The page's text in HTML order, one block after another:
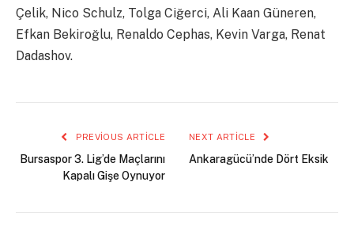
Çelik, Nico Schulz, Tolga Ciğerci, Ali Kaan Güneren,
Efkan Bekiroğlu, Renaldo Cephas, Kevin Varga, Renat
Dadashov.
PREVIOUS ARTICLE
Bursaspor 3. Lig’de Maçlarını
Kapalı Gişe Oynuyor
NEXT ARTICLE
Ankaragücü’nde Dört Eksik